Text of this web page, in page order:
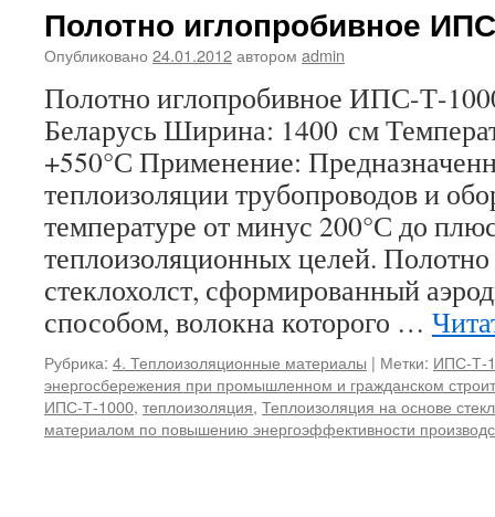
Полотно иглопробивное
Опубликовано 24.01.2012автором admin
Полотно иглопробивное ИПС-Т-
Беларусь Ширина: 1400 см
+550°С Применение:
теплоизоляции трубопроводов и
температуре от минус 200°С до
теплоизоляционных целей. Полотно
стеклохолст, сформированный
способом, волокна которого …
Рубрика: 4. Теплоизоляционные материалы | Метки: ИПС-Т-
энергосбережения при промышленном и гражданском
ИПС-Т-1000, теплоизоляция, Теплоизоляция на основе
материалом по повышению энергоэффективности